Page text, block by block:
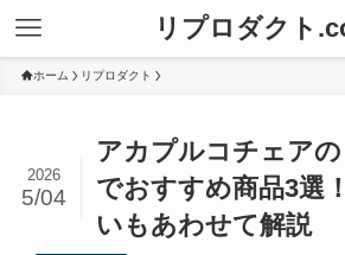
リプロダクト
ホーム リプロダクト
アカプルコチェア
でおすすめ商品3選
いもあわせて解説
2026
5/04